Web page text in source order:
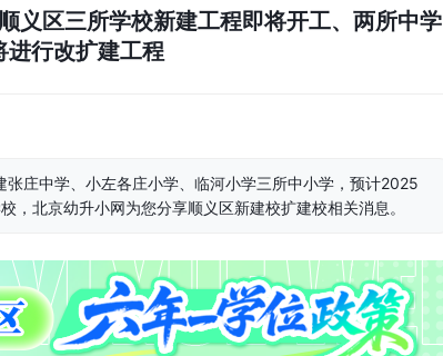
义区三所学校新建工程即将开工、两所中学
进行改扩建工程
庄中学、小左各庄小学、临河小学三所中小学，预计2025
，北京幼升小网为您分享顺义区新建校扩建校相关消息。